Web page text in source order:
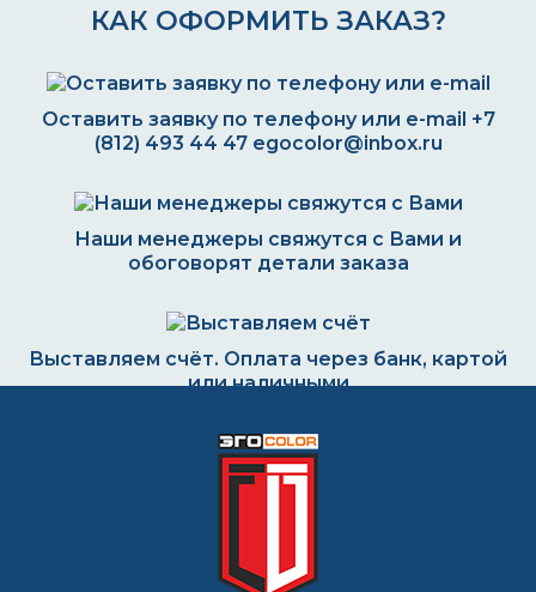
КАК ОФОРМИТЬ ЗАКАЗ?
Оставить заявку по телефону или e-mail +7
(812) 493 44 47 egocolor@inbox.ru
Наши менеджеры свяжутся с Вами и
обоговорят детали заказа
Выставляем счёт. Оплата через банк, картой
или наличными
Формируем заказ и отправляем транспортной